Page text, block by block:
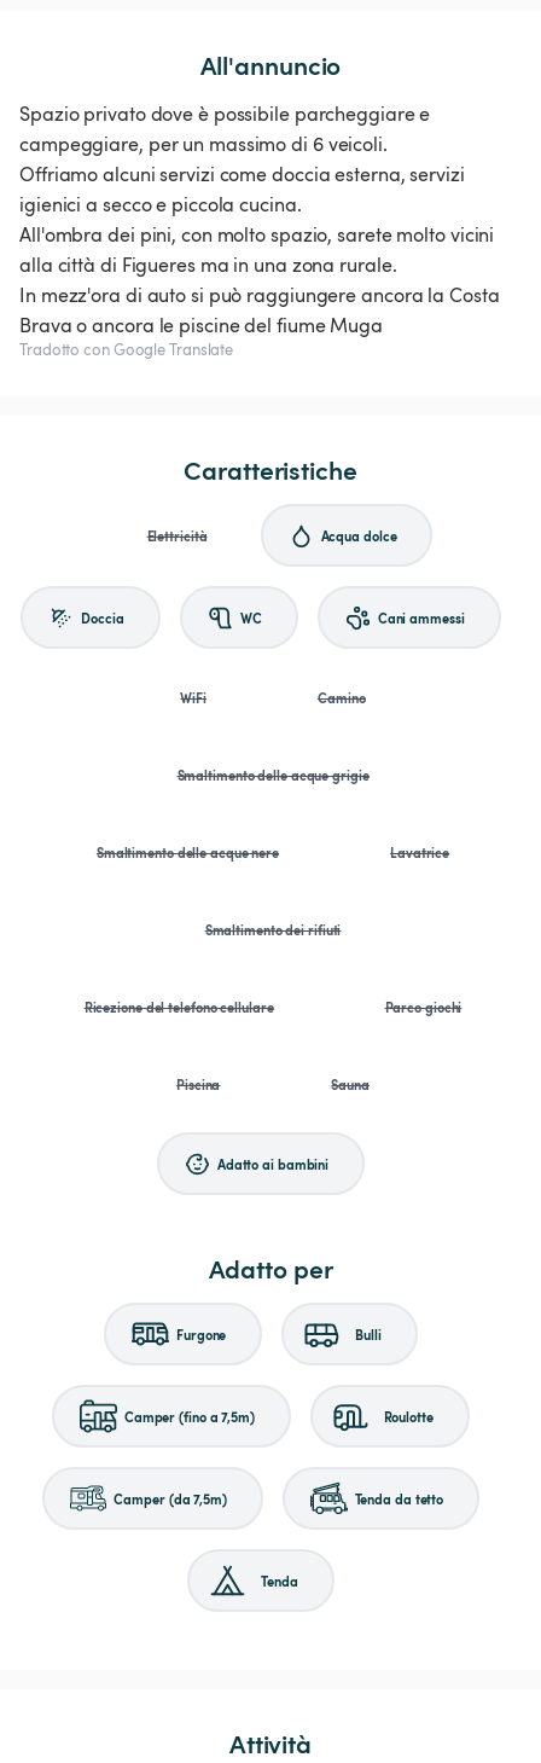
All'annuncio
Spazio privato dove è possibile parcheggiare e
campeggiare, per un massimo di 6 veicoli.
Offriamo alcuni servizi come doccia esterna, servizi
igienici a secco e piccola cucina.
All'ombra dei pini, con molto spazio, sarete molto vicini
alla città di Figueres ma in una zona rurale.
In mezz'ora di auto si può raggiungere ancora la Costa
Brava o ancora le piscine del fiume Muga
Tradotto con Google Translate
Caratteristiche
Elettricità Acqua dolce
Doccia WC Cani ammessi
WiFi Camino
Smaltimento delle acque grigie
Smaltimento delle acque nere Lavatrice
Smaltimento dei rifiuti
Ricezione del telefono cellulare Parco giochi
Piscina Sauna
Adatto ai bambini
Adatto per
Furgone Bulli
Camper (fino a 7,5m) Roulotte
Camper (da 7,5m) Tenda da tetto
Tenda
Attività